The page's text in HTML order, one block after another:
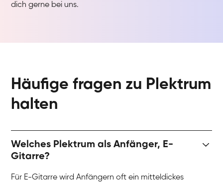
dich gerne bei uns.
Häufige fragen zu Plektrum
halten
Welches Plektrum als Anfänger, E-
Gitarre?
Für E-Gitarre wird Anfängern oft ein mitteldickes